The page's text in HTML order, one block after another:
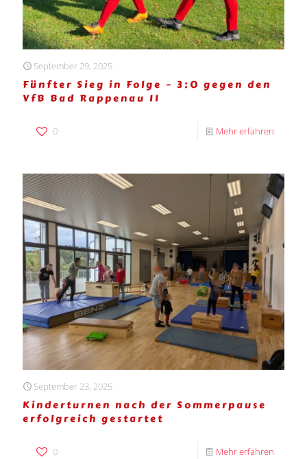
September 29, 2025
Fünfter Sieg in Folge – 3:0 gegen den
VfB Bad Rappenau II
0 Mehr erfahren
September 23, 2025
Kinderturnen nach der Sommerpause
erfolgreich gestartet
0 Mehr erfahren